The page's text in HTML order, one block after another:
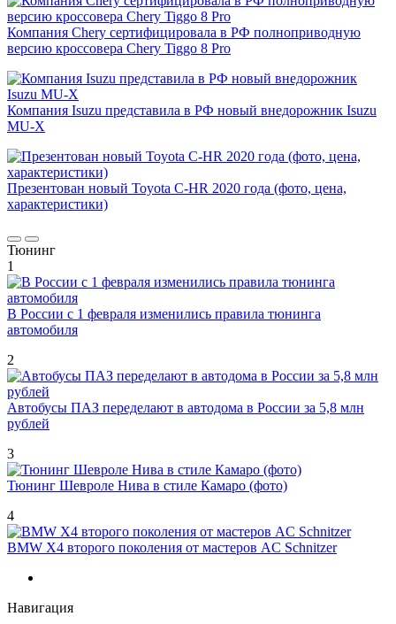
Компания Chery сертифицировала в РФ полноприводную
версию кроссовера Chery Tiggo 8 Pro
Компания Isuzu представила в РФ новый внедорожник Isuzu
MU-X
Презентован новый Toyota C-HR 2020 года (фото, цена,
характеристики)
Тюнинг
1
В России с 1 февраля изменились правила тюнинга
автомобиля
2
Автобусы ПАЗ переделают в автодома в России за 5,8 млн
рублей
3
Тюнинг Шевроле Нива в стиле Камаро (фото)
4
BMW X4 второго поколения от мастеров AC Schnitzer
Навигация